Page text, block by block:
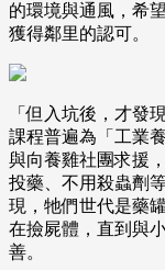
的環境與通風，希
獲得鄰里的認可。
「但入坑後，才發
課程普遍為「工業
與向養雞社團求援
投藥、不用殺蟲劑
現，牠們世代是藥
在撿屍體，直到與
善。